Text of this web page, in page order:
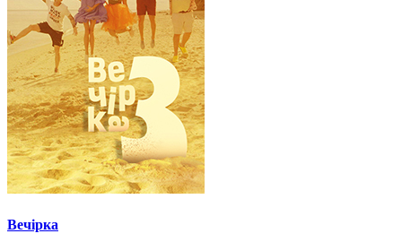
Вечірка